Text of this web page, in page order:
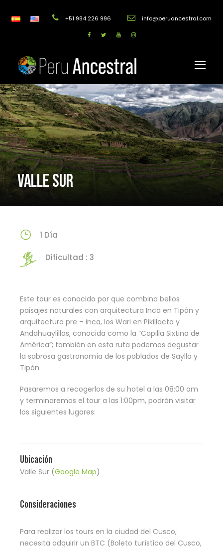
+51 984 226 996 info@peruancestral.com
VALLE SUR
1 Día
Dificultad : 3
Este tour es conocido por que combina bellos
paisajes naturales con arquitectura Inca en Tipón y
arquitectura pre – inca, los Wari en Pikillacta y
Andahuaylillas, conocida como la “Capilla Sixtina de
América”; también en esta ruta podemos degustar
la sabrosa gastronomía de los poblados de Saylla y
Tipón.
Pasaremos a recogerlos de su hotel a las 08:00 am
y terminaremos el tour a las 1:00pm, podrán visitar
los siguientes lugares:
Ubicación
Valle Sur (Google Map)
Consideraciones
Para realizar los tours en la ciudad del Cusco,
necesita adquirir un BTC (Boleto turístico del Cusco,